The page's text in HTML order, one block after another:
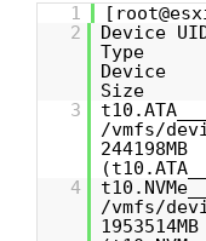
1
2
Type
Size
3
/vmfs/
4
/vmfs/